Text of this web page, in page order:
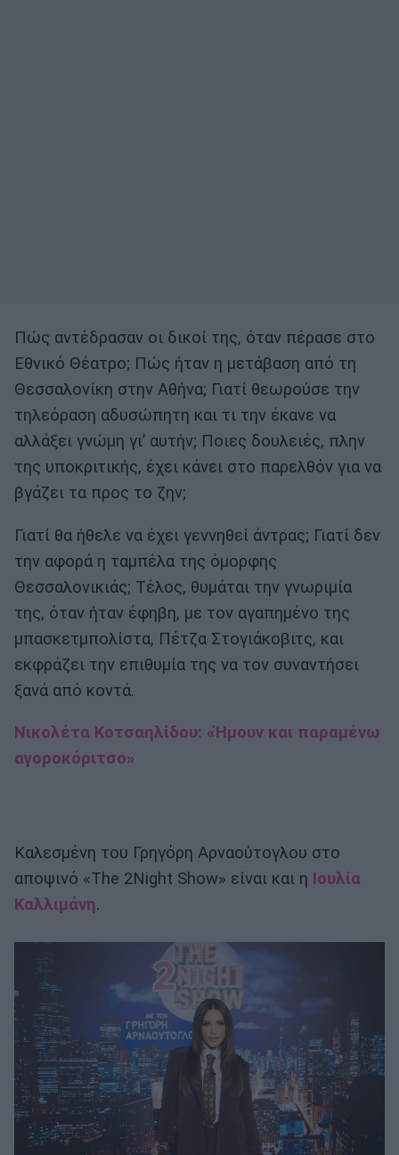
Πώς αντέδρασαν οι δικοί της, όταν πέρασε στο
Εθνικό Θέατρο; Πώς ήταν η μετάβαση από τη
Θεσσαλονίκη στην Αθήνα; Γιατί θεωρούσε την
τηλεόραση αδυσώπητη και τι την έκανε να
αλλάξει γνώμη γι’ αυτήν; Ποιες δουλειές, πλην
της υποκριτικής, έχει κάνει στο παρελθόν για να
βγάζει τα προς το ζην;
Γιατί θα ήθελε να έχει γεννηθεί άντρας; Γιατί δεν
την αφορά η ταμπέλα της όμορφης
Θεσσαλονικιάς; Τέλος, θυμάται την γνωριμία
της, όταν ήταν έφηβη, με τον αγαπημένο της
μπασκετμπολίστα, Πέτζα Στογιάκοβιτς, και
εκφράζει την επιθυμία της να τον συναντήσει
ξανά από κοντά.
Νικολέτα Κοτσαηλίδου: «Ήμουν και παραμένω
αγοροκόριτσο»
Καλεσμένη του Γρηγόρη Αρναούτογλου στο
αποψινό «The 2Night Show» είναι και η Ιουλία
Καλλιμάνη.